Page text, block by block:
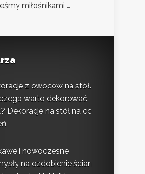
miłośnikami …
z owoców na stół.
warto dekorować
Dekoracje na stół na co
i nowoczesne
na ozdobienie ścian